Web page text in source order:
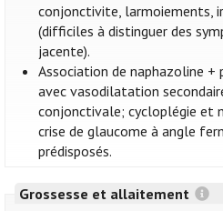
conjonctivite, larmoiements,
(difficiles à distinguer des
jacente).
Association de naphazoline
avec vasodilatation
conjonctivale; cycloplégie et
crise de glaucome à angle
prédisposés.
Grossesse et allaitement